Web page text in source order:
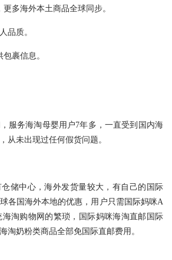
多海外本土商品全球同步。
品质。
裹信息。
服务海淘母婴用户7年多，一直受到国内海
从未出现过任何假货问题。
储中心，海外发货量较大，有自己的国际
各国海外本地的优惠，用户只需国际妈咪A
海淘购物网的繁琐，国际妈咪海淘直邮国际
淘奶粉类商品全部免国际直邮费用。